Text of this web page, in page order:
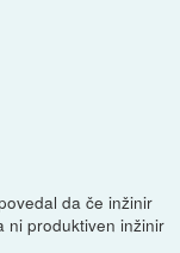
da če inžinir
ni produktiven inžinir